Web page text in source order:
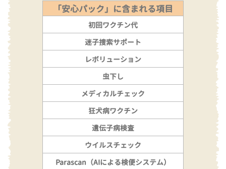
「安心パック」に含まれる項目
初回ワクチン代
迷子捜索サポート
レボリューション
虫下し
メディカルチェック
狂犬病ワクチン
遺伝子病検査
ウイルスチェック
Parascan（AIによる検便システム）